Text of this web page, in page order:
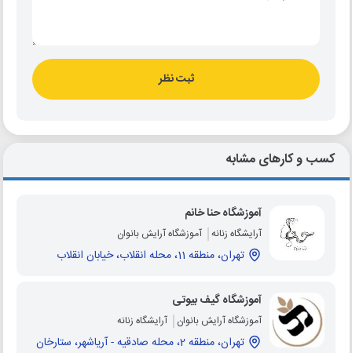
ثبت نظر
کسب و کارهای مشابه
آموزشگاه حنا خانم
آرایشگاه زنانه آموزشگاه آرایش بانوان
تهران، منطقه 11، محله انقلاب، خیابان انقلاب
آموزشگاه گیف بیوتی
آموزشگاه آرایش بانوان آرایشگاه زنانه
تهران، منطقه 2، محله صادقيه - آرياشهر، ستارخان